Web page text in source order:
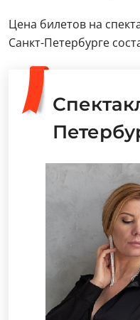
Цена билетов на
Санкт-Петербурге